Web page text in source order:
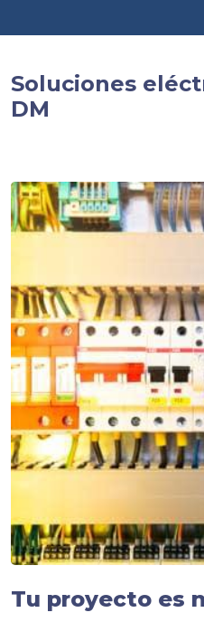
Soluciones
DM
Tu proyecto es